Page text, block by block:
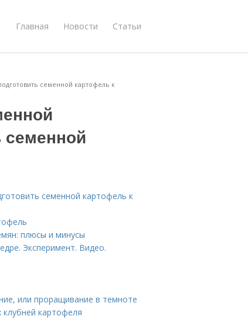
Главная Новости Статьи
семенной картофель к
семенной
семенной картофель к
плюсы и минусы
Эксперимент. Видео.
или проращивание в темноте
картофеля